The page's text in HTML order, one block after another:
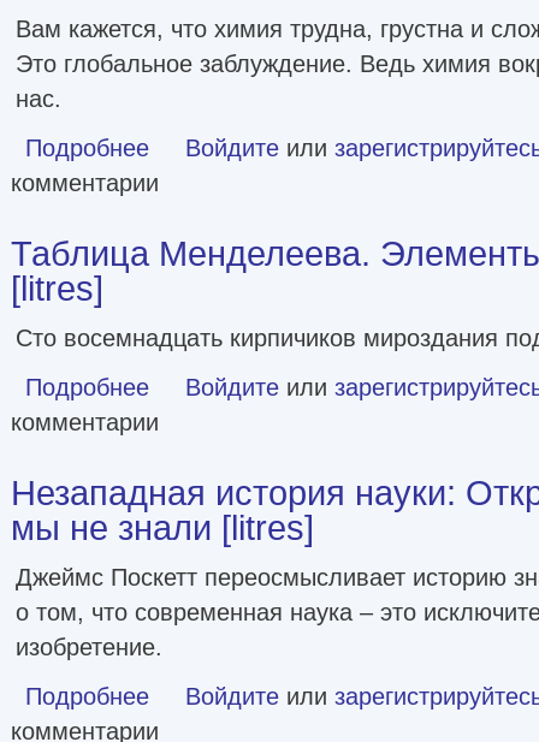
Вам кажется, что химия трудна, грустна и
Это глобальное заблуждение. Ведь химия
нас.
Подробнее о Химия без преград. Увлекательные научные факты,
Войдите или
комментарии
Таблица Менделеева.
[litres]
Сто восемнадцать кирпичиков мироздания
Подробнее о Таблица Менделеева. Элементы уже близко [litres]
Войдите или
комментарии
Незападная история науки:
мы не знали [litres]
Джеймс Поскетт переосмысливает историю
о том, что современная наука – это
изобретение.
Подробнее о Незападная история науки: Открытия, о которых мы
Войдите или
комментарии